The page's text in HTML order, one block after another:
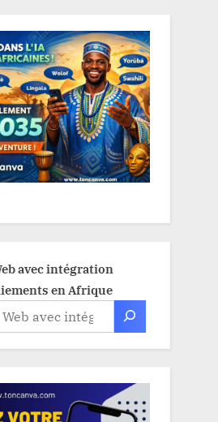
avec intégration
en Afrique